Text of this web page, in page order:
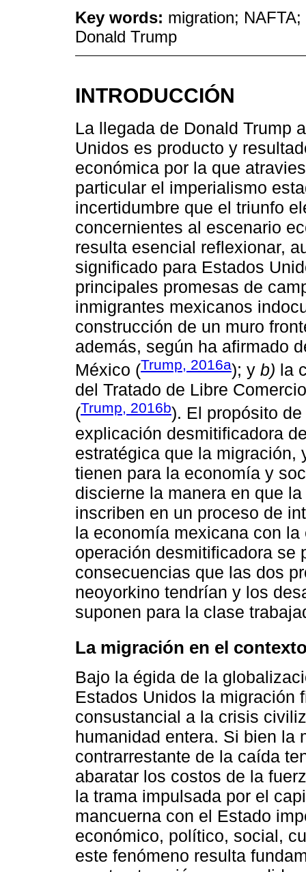
Key words: migration;
Donald Trump
INTRODUCCIÓN
La llegada de Donald Trump
Unidos es producto y
económica por la que
particular el imperialismo
incertidumbre que el triunfo
concernientes al escenario
resulta esencial reflexionar,
significado para Estados
principales promesas de
inmigrantes mexicanos
construcción de un muro
además, según ha afirmado
México (Trump, 2016a); y b) la
del Tratado de Libre
(Trump, 2016b). El propósito
explicación desmitificadora
estratégica que la migración,
tienen para la economía y
discierne la manera en que
inscriben en un proceso de
la economía mexicana con
operación desmitificadora se
consecuencias que las dos
neoyorkino tendrían y los
suponen para la clase
La migración en el
Bajo la égida de la
Estados Unidos la migración
consustancial a la crisis
humanidad entera. Si bien la
contrarrestante de la caída
abaratar los costos de la
la trama impulsada por el
mancuerna con el Estado
económico, político, social,
este fenómeno resulta